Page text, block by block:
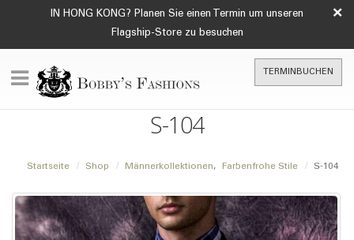
IN HONG KONG? Planen Sie einen Termin um unseren
Flagship-Store zu besuchen
×
TERMINBUCHEN
S-104
Startseite Shop Männerkollektionen, Farbenfrohe Stile S-104